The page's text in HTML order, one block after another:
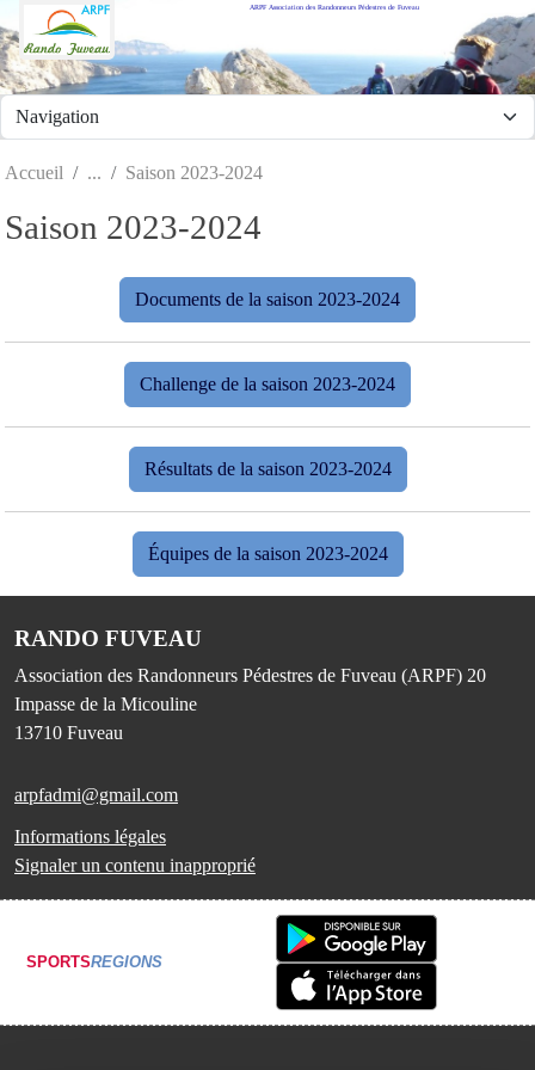
ARPF Association des Randonneurs Pédestres de Fuveau
Accueil Saison 2023-2024
Saison 2023-2024
Documents de la saison 2023-2024
Challenge de la saison 2023-2024
Résultats de la saison 2023-2024
Équipes de la saison 2023-2024
RANDO FUVEAU
Association des Randonneurs Pédestres de Fuveau (ARPF) 20
Impasse de la Micouline
13710 Fuveau
arpfadmi@gmail.com
Informations légales
Signaler un contenu inapproprié
SPORTSREGIONS
Panneau de gestion des cookies